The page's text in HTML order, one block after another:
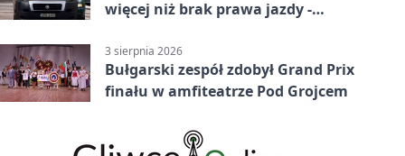
więcej niż brak prawa jazdy -
3 sierpnia 2026
Bułgarski zespół zdobył Grand Prix
finału w amfiteatrze Pod Grojcem